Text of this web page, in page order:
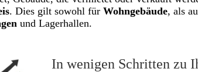
. Dies gilt sowohl für Wohngebäude, als
und Lagerhallen.
In wenigen Schritten zu